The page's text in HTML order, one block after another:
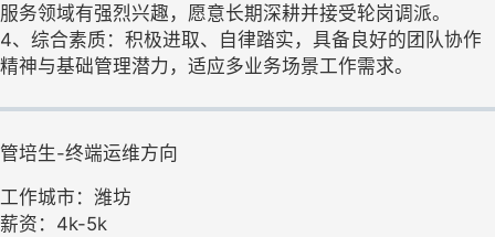
服务领域有强烈兴趣，愿意长期深耕并接受轮岗调派。
4、综合素质：积极进取、自律踏实，具备良好的团队协作
精神与基础管理潜力，适应多业务场景工作需求。
管培生-终端运维方向
工作城市：潍坊
薪资：4k-5k